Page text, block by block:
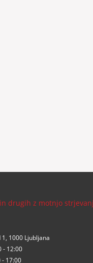
drugih z motnjo
1000 Ljubljana
- 12:00
- 17:00